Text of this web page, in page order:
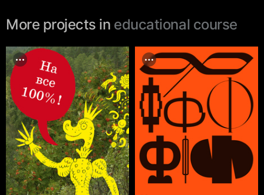
More projects in educational course